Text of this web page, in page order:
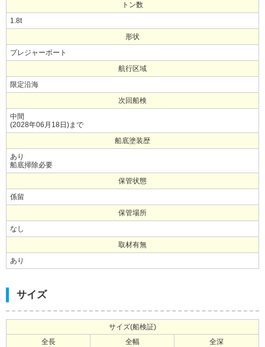
トン数
1.8t
形状
プレジャーボート
航行区域
限定沿海
次回船検
中間
(2028年06月18日)まで
船底塗装歴
あり
船底掃除必要
保管状態
係留
保管場所
なし
取材有無
あり
サイズ
サイズ(船検証)
全長
全幅
全深